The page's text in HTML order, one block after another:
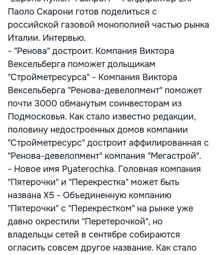
Паоло Скарони готов поделиться с
российской газовой монополией частью рынка
Италии. Интервью.
- "Ренова" достроит. Компания Виктора
Вексельберга поможет дольщикам
"Стройметресурса" - Компания Виктора
Вексельберга "Ренова-девелопмент" поможет
почти 3000 обманутым соинвесторам из
Подмосковья. Как стало известно редакции,
половину недостроенных домов компании
"Стройметресурс" достроит аффилированная с
"Ренова-девелопмент" компания "Мегастрой".
- Новое имя Pyaterochka. Головная компания
"Пятерочки" и "Перекрестка" может быть
названа X5 - Объединенную компанию
"Пятерочки" с "Перекрестком" на рынке уже
давно окрестили "Перетерочкой", но
владельцы сетей в сентябре собираются
огласить совсем другое название. Как стало